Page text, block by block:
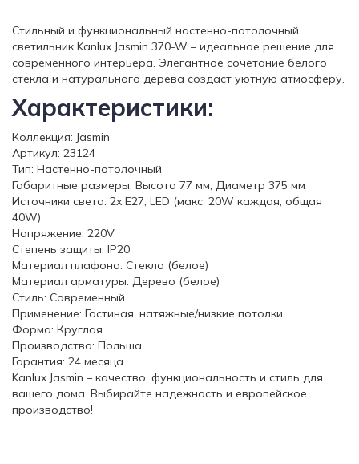
Стильный и функциональный настенно-потолочный
светильник Kanlux Jasmin 370-W – идеальное решение для
современного интерьера. Элегантное сочетание белого
стекла и натурального дерева создаст уютную атмосферу.
Характеристики:
Коллекция: Jasmin
Артикул: 23124
Тип: Настенно-потолочный
Габаритные размеры: Высота 77 мм, Диаметр 375 мм
Источники света: 2x E27, LED (макс. 20W каждая, общая
40W)
Напряжение: 220V
Степень защиты: IP20
Материал плафона: Стекло (белое)
Материал арматуры: Дерево (белое)
Стиль: Современный
Применение: Гостиная, натяжные/низкие потолки
Форма: Круглая
Производство: Польша
Гарантия: 24 месяца
Kanlux Jasmin – качество, функциональность и стиль для
вашего дома. Выбирайте надежность и европейское
производство!